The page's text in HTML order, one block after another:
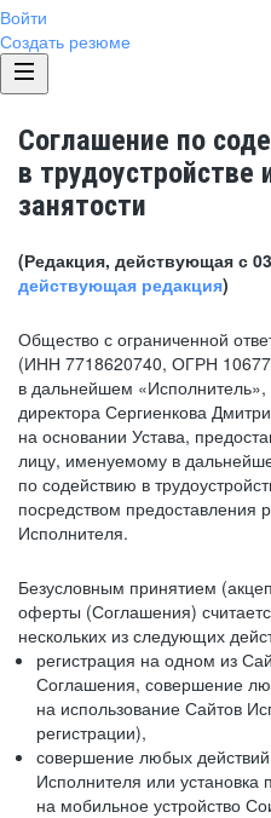
Войти
Создать резюме
Соглашение по
в трудоустройстве
занятости
(Редакция, действующая с
действующая редакция)
Общество с ограниченной
(ИНН 7718620740, ОГРН
в дальнейшем «Исполнитель»,
директора Сергиенкова
на основании Устава,
лицу, именуемому в
по содействию в
посредством предоставления
Исполнителя.
Безусловным принятием
оферты (Соглашения)
нескольких из следующих
регистрация на одном из
Соглашения, совершение
на использование Сайтов
регистрации),
совершение любых
Исполнителя или
на мобильное устройство